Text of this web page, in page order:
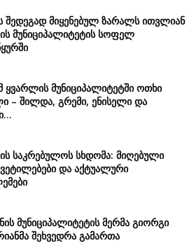
შედეგად მიყენებულ ზარალს ითვლიან
მუნიციპალიტეტის სოფელ
ყვარლის მუნიციპალიტეტში ოთხი
– შილდა, გრემი, ენისელი და
საკრებულოს სხდომა: მიღებული
და აქტუალური
მუნიციპალიტეტის მერმა გიორგი
შეხვედრა გამართა